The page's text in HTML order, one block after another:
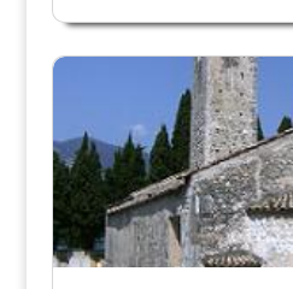
времена лонгобардов, в
церковь при женском
был основан сёстрами...
Скрытая Верона
Церкви